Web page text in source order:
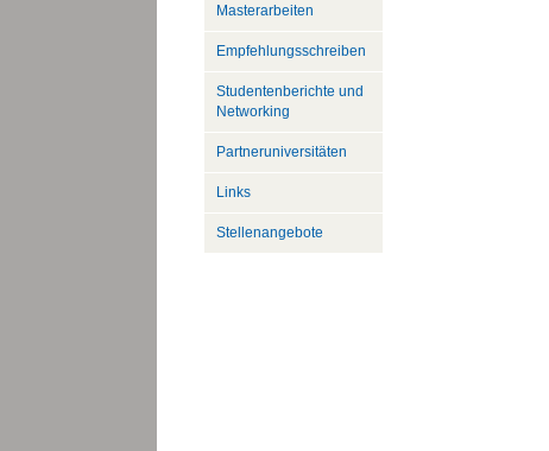
Masterarbeiten
Empfehlungsschreiben
Studentenberichte und
Networking
Partneruniversitäten
Links
Stellenangebote